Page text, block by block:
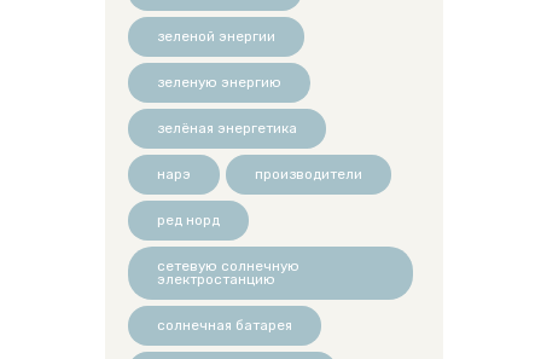
зеленой энергии
зеленую энергию
зелёная энергетика
нарэ производители
ред норд
сетевую солнечную
электростанцию
солнечная батарея